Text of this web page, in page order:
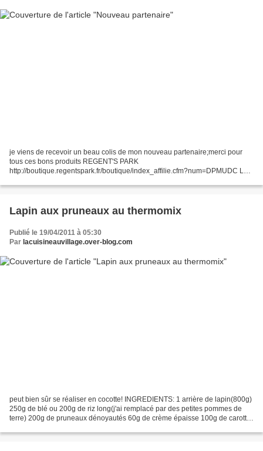
je viens de recevoir un beau colis de mon nouveau partenaire;merci pour
tous ces bons produits REGENT'S PARK
http://boutique.regentspark.fr/boutique/index_affilie.cfm?num=DPMUDC La
industriel...
Lapin aux pruneaux au thermomix
Publié le 19/04/2011 à 05:30
Par lacuisineauvillage.over-blog.com
peut bien sûr se réaliser en cocotte! INGREDIENTS: 1 arrière de lapin(800g)
250g de blé ou 200g de riz long(j'ai remplacé par des petites pommes de
terre) 200g de pruneaux dénoyautés 60g de crème épaisse 100g de carotte